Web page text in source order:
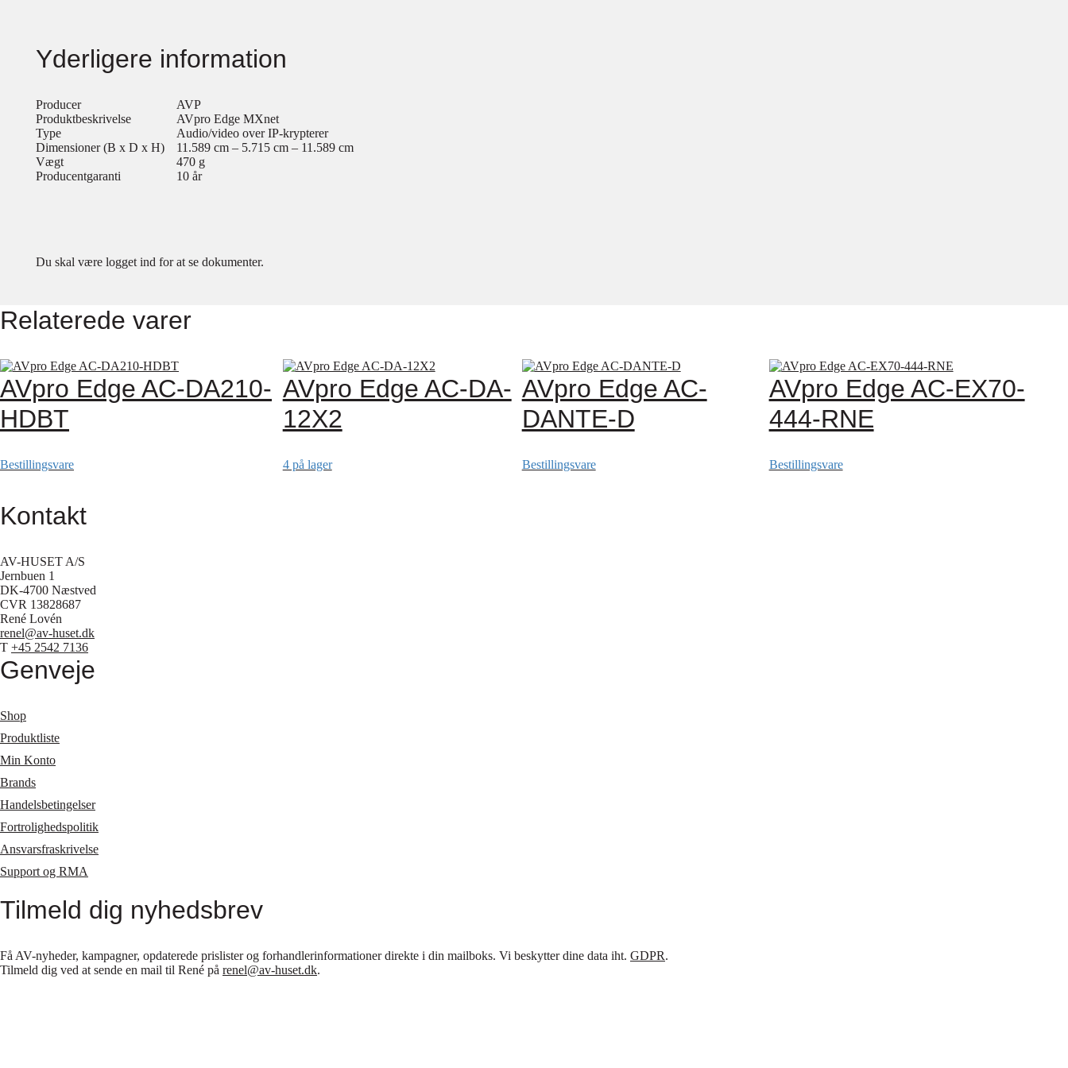
Yderligere information
Producer
AVP
Produktbeskrivelse
AVpro Edge MXnet
Type
Audio/video over IP-krypterer
Dimensioner (B x D x H)
11.589 cm – 5.715 cm – 11.589 cm
Vægt
470 g
Producentgaranti
10 år
Du skal være logget ind for at se dokumenter.
Relaterede varer
AVpro Edge AC-DA210-
HDBT
Bestillingsvare
AVpro Edge AC-DA-
12X2
4 på lager
AVpro Edge AC-
DANTE-D
Bestillingsvare
AVpro Edge AC-EX70-
444-RNE
Bestillingsvare
Kontakt
AV-HUSET A/S
Jernbuen 1
DK-4700 Næstved
CVR 13828687
René Lovén
renel@av-huset.dk
T +45 2542 7136
Genveje
Shop
Produktliste
Min Konto
Brands
Handelsbetingelser
Fortrolighedspolitik
Ansvarsfraskrivelse
Support og RMA
Tilmeld dig nyhedsbrev
Få AV-nyheder, kampagner, opdaterede prislister og forhandlerinformationer direkte i din mailboks. Vi beskytter dine data iht. GDPR.
Tilmeld dig ved at sende en mail til René på renel@av-huset.dk.